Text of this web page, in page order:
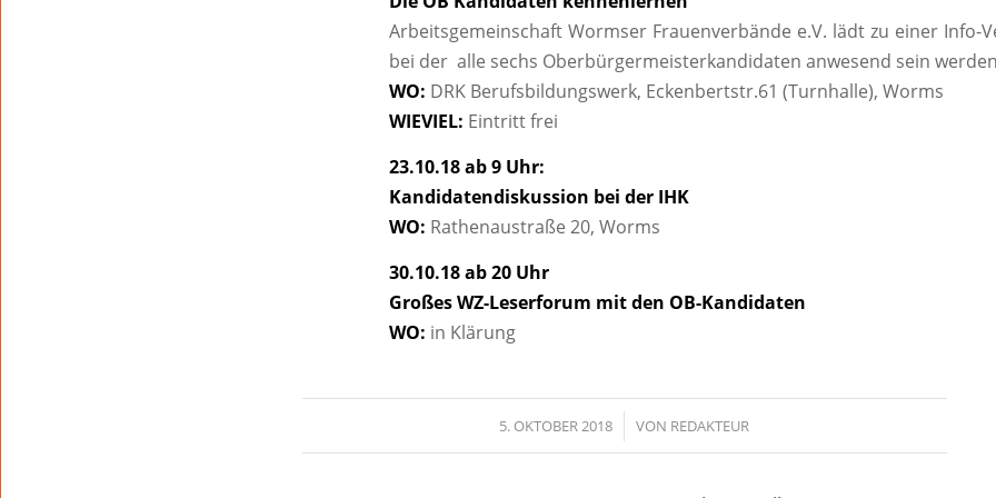
Arbeitsgemeinschaft Wormser Frauenverbände e.V. lädt zu einer Info-
bei der alle sechs Oberbürgermeisterkandidaten anwesend sein
WO: DRK Berufsbildungswerk, Eckenbertstr.61 (Turnhalle), Worms
WIEVIEL: Eintritt frei
23.10.18 ab 9 Uhr:
Kandidatendiskussion bei der IHK
WO: Rathenaustraße 20, Worms
30.10.18 ab 20 Uhr
Großes WZ-Leserforum mit den OB-Kandidaten
WO: in Klärung
5. OKTOBER 2018
/ VON REDAKTEUR